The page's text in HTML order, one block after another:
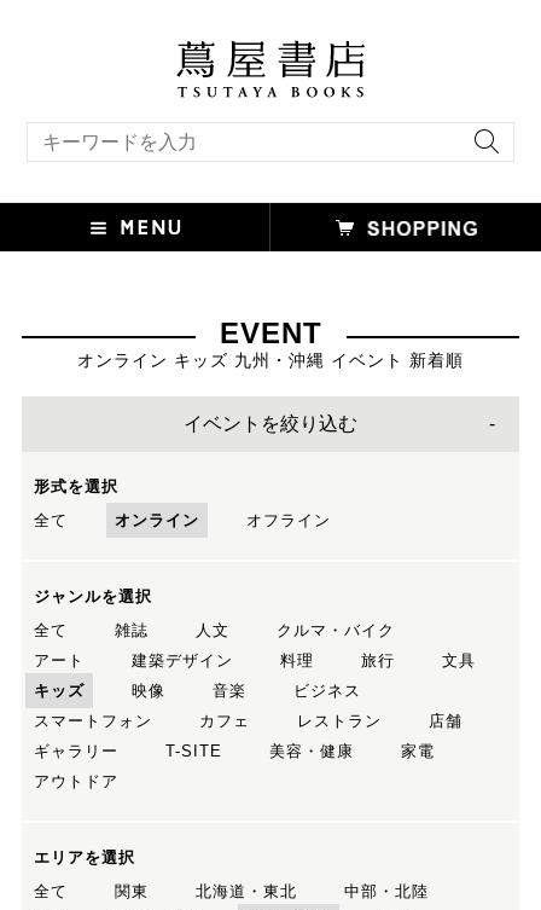
EVENT
オンライン キッズ 九州・沖縄 イベント 新着順
イベントを絞り込む
形式を選択
全て
オンライン オフライン
ジャンルを選択
全て
雑誌 人文
クルマ・バイク
アート
建築デザイン 料理 旅行
文具
キッズ
映像 音楽
ビジネス
スマートフォン
カフェ レストラン
店舗
ギャラリー
T-SITE 美容・健康
家電
アウトドア
エリアを選択
全て
関東 北海道・東北
中部・北陸